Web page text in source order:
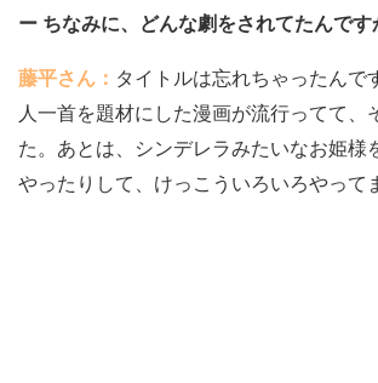
ー ちなみに、どんな劇をされてたんです
藤平さん： タイトルは忘れちゃったんで
人一首を題材にした漫画が流行ってて、
た。あとは、シンデレラみたいなお姫様
やったりして、けっこういろいろやって